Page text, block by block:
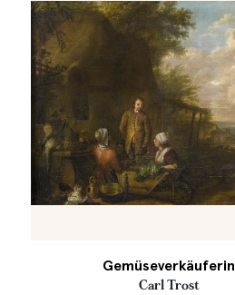
Gemüseverkäuferin
Carl Trost